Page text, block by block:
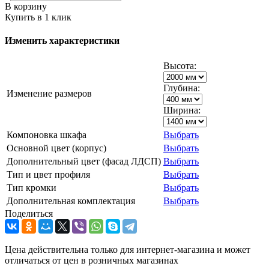
В корзину
Купить в 1 клик
Изменить характеристики
Изменение размеров
Высота:
Глубина:
Ширина:
Компоновка шкафа
Выбрать
Основной цвет (корпус)
Выбрать
Дополнительный цвет (фасад ЛДСП) Выбрать
Тип и цвет профиля
Выбрать
Тип кромки
Выбрать
Дополнительная комплектация
Выбрать
Поделиться
Цена действительна только для интернет-магазина и может
отличаться от цен в розничных магазинах